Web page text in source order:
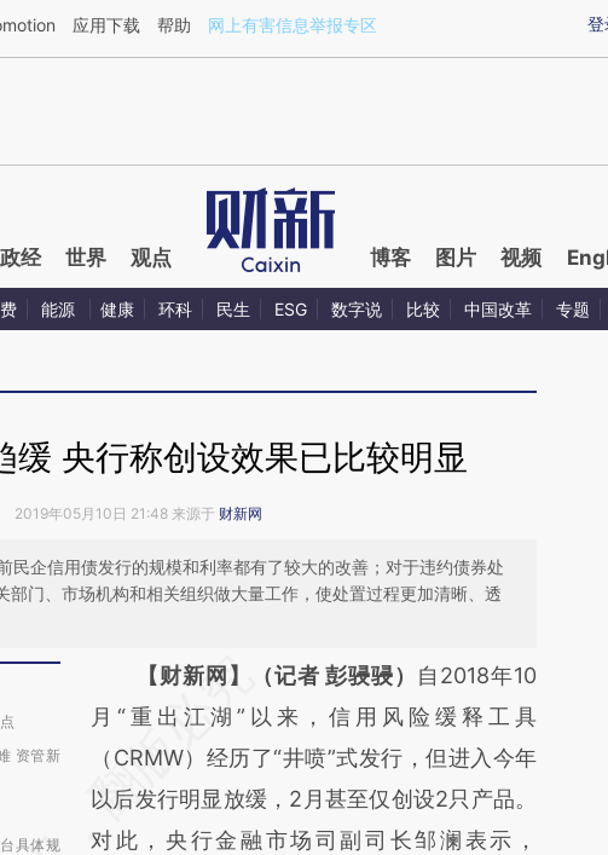
登
应用下载 帮助 网上有害信息举报专区
政经 世界 观点 博客 图片 视频
能源 健康 环科 民生 ESG 数字说 比较 中国改革 专题
缓 央行称创设效果已比较明显
2019年05月10日 21:48 来源于 财新网
民企信用债发行的规模和利率都有了较大的改善；对于违约债券处
部门、市场机构和相关组织做大量工作，使处置过程更加清晰、透
资管新
具体规
【财新网】（记者 彭骎骎） 自2018年10
月“重出江湖”以来，信用风险缓释工具
（CRMW）经历了“井喷”式发行，但进入今年
以后发行明显放缓，2月甚至仅创设2只产品。
对此，央行金融市场司副司长邹澜表示，